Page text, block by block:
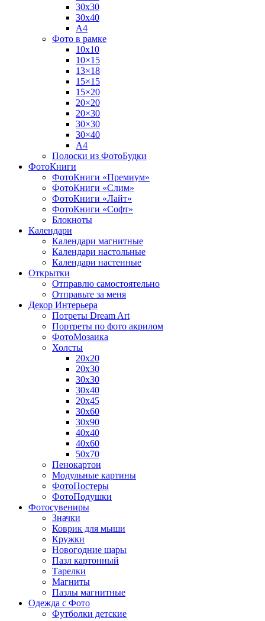
30х30
30х40
А4
Фото в рамке
10х10
10×15
13×18
15×15
15×20
20×20
20×30
30×30
30×40
A4
Полоски из ФотоБудки
ФотоКниги
ФотоКниги «Премиум»
ФотоКниги «Слим»
ФотоКниги «Лайт»
ФотоКниги «Софт»
Блокноты
Календари
Календари магнитные
Календари настольные
Календари настенные
Открытки
Отправлю самостоятельно
Отправьте за меня
Декор Интерьера
Потреты Dream Art
Портреты по фото акрилом
ФотоМозаика
Холсты
20х20
20х30
30х30
30х40
20х45
30х60
30х90
40х40
40х60
50х70
Пенокартон
Модульные картины
ФотоПостеры
ФотоПодушки
Фотоcувениры
Значки
Коврик для мыши
Кружки
Новогодние шары
Пазл картонный
Тарелки
Магниты
Пазлы магнитные
Одежда с Фото
Футболки детские